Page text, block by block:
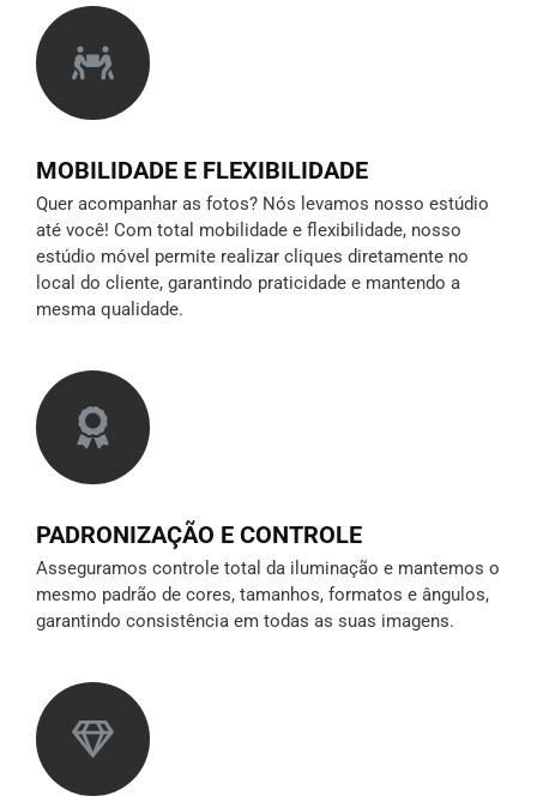
MOBILIDADE E FLEXIBILIDADE
Quer acompanhar as fotos? Nós levamos nosso estúdio
até você! Com total mobilidade e flexibilidade, nosso
estúdio móvel permite realizar cliques diretamente no
local do cliente, garantindo praticidade e mantendo a
mesma qualidade.
PADRONIZAÇÃO E CONTROLE
Asseguramos controle total da iluminação e mantemos o
mesmo padrão de cores, tamanhos, formatos e ângulos,
garantindo consistência em todas as suas imagens.